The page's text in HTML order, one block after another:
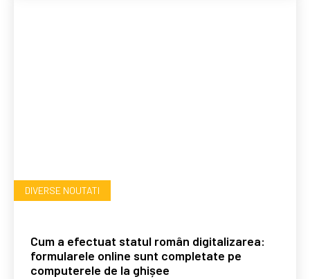
DIVERSE NOUTATI
Cum a efectuat statul român digitalizarea:
formularele online sunt completate pe
computerele de la ghișee